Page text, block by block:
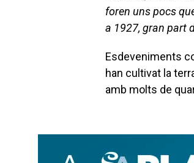
foren uns pocs
a 1927, gran part
Esdeveniments
han cultivat la
amb molts de